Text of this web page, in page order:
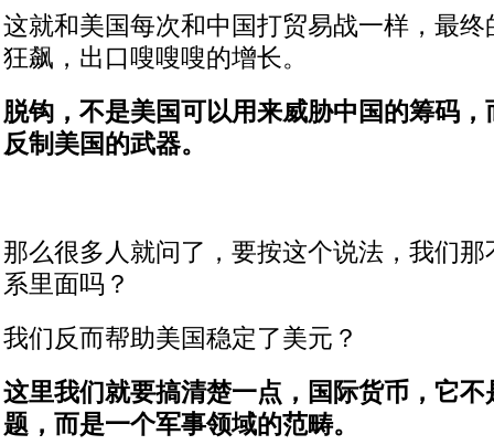
这就和美国每次和中国打贸易战一样，最
狂飙，出口嗖嗖嗖的增长。
脱钩，不是美国可以用来威胁中国的筹码
反制美国的武器。
那么很多人就问了，要按这个说法，我们
系里面吗？
我们反而帮助美国稳定了美元？
这里我们就要搞清楚一点，国际货币，它
题，而是一个军事领域的范畴。